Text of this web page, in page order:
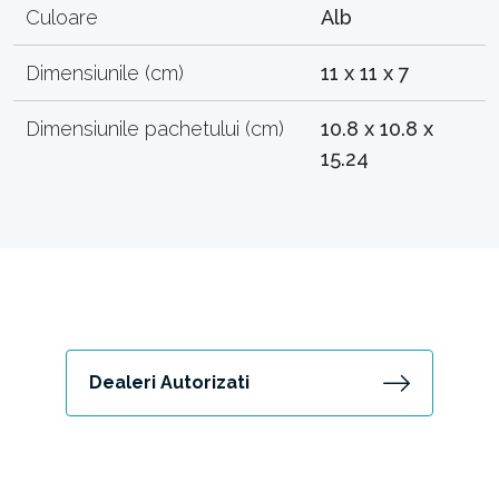
Culoare Alb
Dimensiunile (cm) 11 x 11 x 7
Dimensiunile pachetului (cm)
10.8 x 10.8 x
15.24
Dealeri Autorizati